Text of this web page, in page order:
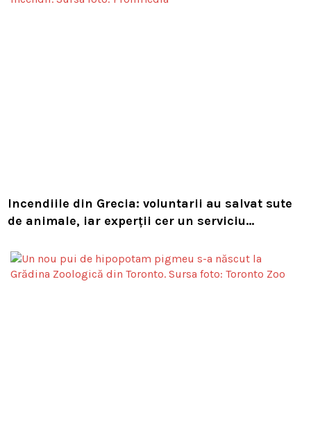
Incendiile din Grecia: voluntarii au salvat sute
de animale, iar experții cer un serviciu